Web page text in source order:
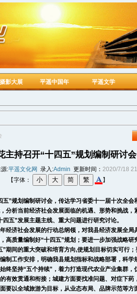
影大展 平遥中国年 平遥文学
主持召开“十四五”规划编制研讨会
:平遥文化网 录入:Admin 更新时间： 2020/7/18
【字体：
】
规划编制研讨会，传达学习省委十一届十次全会
分析当前经济社会发展面临的机遇、形势和挑战
五”发展主题主线、重大问题进行研究讨论。
济社会发展的行动总纲领，对我县经济发展全局
高质量编制好“十四五”规划；要进一步加强战略研
期间的重大突破和培育方向,使规划目标切实可行
制工作安排，明确我县规划指标和战略部署，科
终坚持“五个持续”，着力打造现代农业产业集群，
有效贯通和衔接；城建方面要找准问题、对症下
要以全域旅游为目标，从业态布局、品牌示范等方